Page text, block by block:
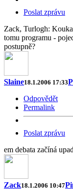
Poslat zprávu
Zack, Turlogh:
tomu programu -
postupně?
Slaine18.1.2006 17:33
Odpovědět
Permalink
Poslat zprávu
em debata začíná
Zack18.1.2006 10:47